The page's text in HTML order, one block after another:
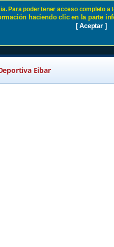
Eibar
Eibar
Para poder tener acceso completo
haciendo clic en la parte
[ Aceptar ]